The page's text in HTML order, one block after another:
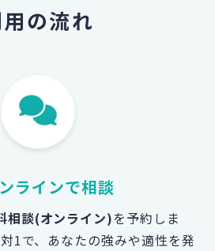
の流れ
ラインで相談
相談(オンライン)を予約しま
1で、あなたの強みや適性を発